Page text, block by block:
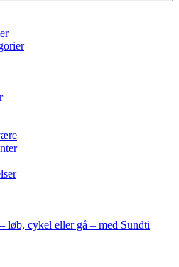
løb, cykel eller gå – med Sundti